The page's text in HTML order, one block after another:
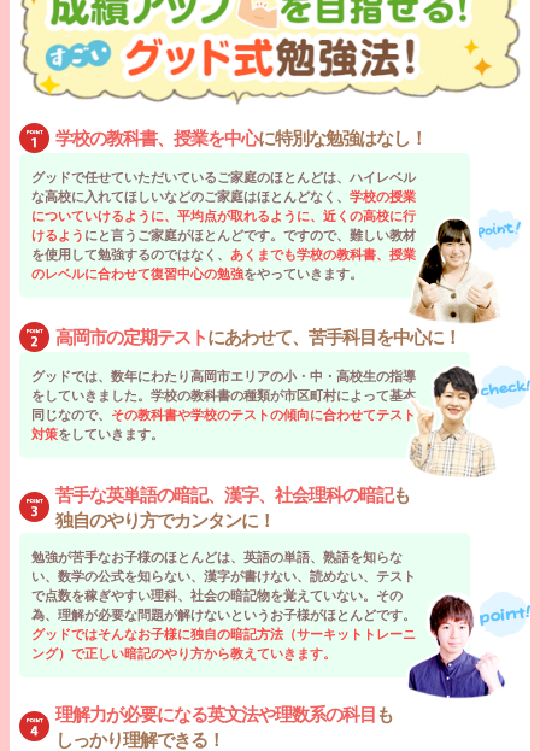
学校の教科書、授業を中心に特別な勉強はなし！
グッドで任せていただいているご家庭のほとんどは、ハイレベル
な高校に入れてほしいなどのご家庭はほとんどなく、 学校の授業
についていけるように、平均点が取れるように、近くの高校に行
けるよう にと言うご家庭がほとんどです。ですので、難しい教材
を使用して勉強するのではなく、 あくまでも学校の教科書、授業
のレベルに合わせて復習中心の勉強をやっていきます。
高岡市の定期テストにあわせて、苦手科目を中心に！
グッドでは、数年にわたり高岡市エリアの小・中・高校生の指導
をしていきました。学校の教科書の種類が市区町村によって基本
同じなので、 その教科書や学校のテストの傾向に合わせてテスト
対策をしていきます。
苦手な英単語の暗記、漢字、社会理科の暗記も
独自のやり方でカンタンに！
勉強が苦手なお子様のほとんどは、英語の単語、熟語を知らな
い、数学の公式を知らない、漢字が書けない、読めない、テスト
で点数を稼ぎやすい理科、社会の暗記物を覚えていない。その
為、理解が必要な問題が解けないというお子様がほとんどです。
グッドではそんなお子様に独自の暗記方法（サーキットトレーニ
ング）で正しい暗記のやり方から教えていきます。
理解力が必要になる英文法や理数系の科目 も
しっかり理解できる！